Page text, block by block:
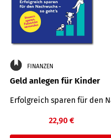
FINANZEN
Geld anlegen für Kinder
Erfolgreich sparen für den
22,90 €